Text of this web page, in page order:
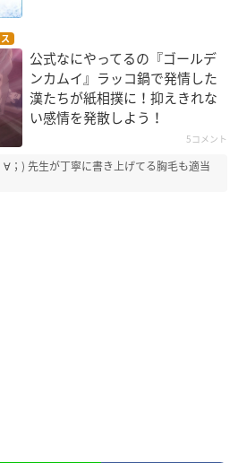
公式なにやってるの『ゴールデ
ンカムイ』ラッコ鍋で発情した
漢たちが紙相撲に！抑えきれな
い感情を発散しよう！
5コメント
；) 先生が丁寧に書き上げてる胸毛も適当